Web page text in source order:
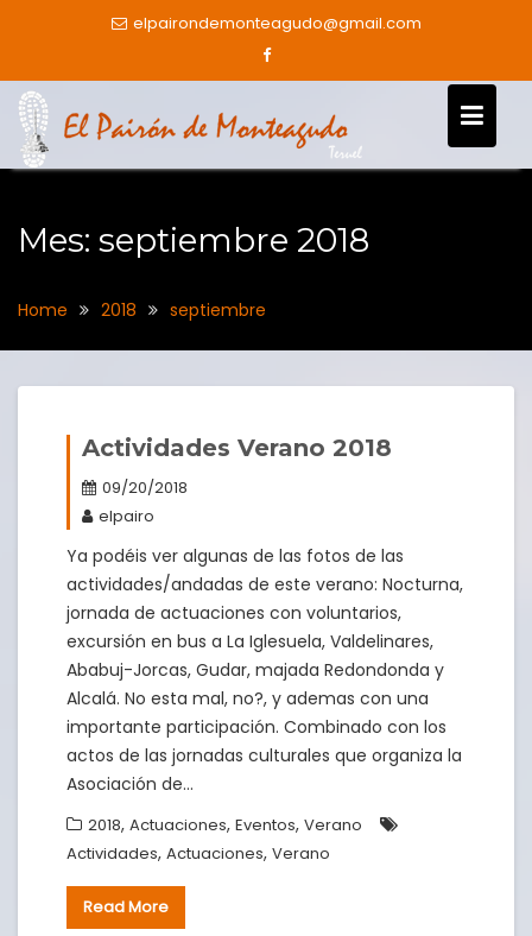
elpairondemonteagudo@gmail.com
Mes: septiembre 2018
Home 2018 septiembre
Actividades Verano 2018
09/20/2018
elpairo
Ya podéis ver algunas de las fotos de las
actividades/andadas de este verano: Nocturna,
jornada de actuaciones con voluntarios,
excursión en bus a La Iglesuela, Valdelinares,
Ababuj-Jorcas, Gudar, majada Redondonda y
Alcalá. No esta mal, no?, y ademas con una
importante participación. Combinado con los
actos de las jornadas culturales que organiza la
Asociación de…
2018, Actuaciones, Eventos, Verano
Actividades, Actuaciones, Verano
Read More